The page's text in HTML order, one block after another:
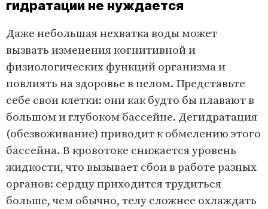
гидратации не нуждается
Даже небольшая нехватка воды может
вызвать изменения когнитивной и
физиологических функций организма и
повлият­ь на здоровье в целом. Представ­ьте
себе свои клетки: они как будт­о бы плавают в
большо­м и глубо­ком бассейне. Дегидратаци­я
(обезвоживание) приводит к обмелению этого
бассейна. В кровотоке снижается уровень
жидкости, что вызывает сбои в работе разных
органов: сердцу приходится трудиться
больше, чем обычно, телу сложнее охлаж­дать